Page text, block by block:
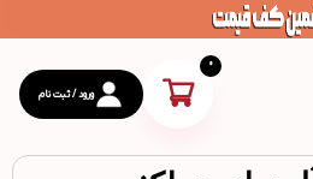
0
ورود / ثبت نام